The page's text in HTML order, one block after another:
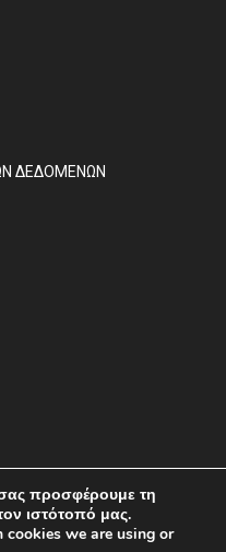
ΔΕΔΟΜΕΝΩΝ
προσφέρουμε τη
ιστότοπό μας.
we are using or